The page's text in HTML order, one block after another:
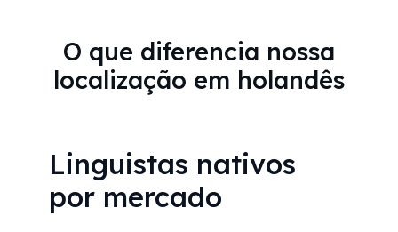
O que diferencia nossa
localização em holandês
Linguistas nativos
por mercado